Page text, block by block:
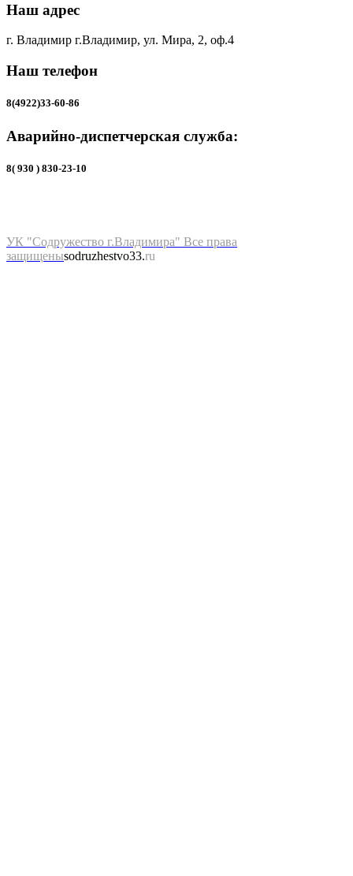
Наш адрес
г. Владимир г.Владимир, ул. Мира, 2, оф.4
Наш телефон
8(4922)33-60-86
Аварийно-диспетчерская служба:
8( 930 ) 830-23-10
УК "Содружество г.Владимира" Все права
защищеныsodruzhestvo33.ru